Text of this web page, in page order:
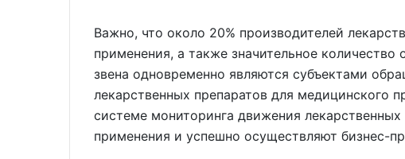
Важно, что около 20% производителей
применения, а также значительное количество
звена одновременно являются субъектами
лекарственных препаратов для медицинского
системе мониторинга движения
применения и успешно осуществляют бизнес-